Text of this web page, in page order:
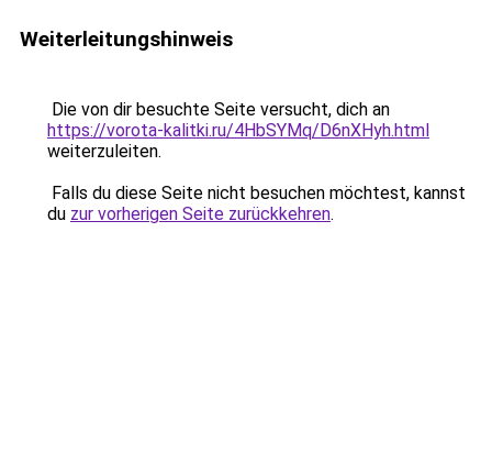
Weiterleitungshinweis
Die von dir besuchte Seite versucht, dich an
https://vorota-kalitki.ru/4HbSYMq/D6nXHyh.html
weiterzuleiten.
Falls du diese Seite nicht besuchen möchtest, kannst
du zur vorherigen Seite zurückkehren.